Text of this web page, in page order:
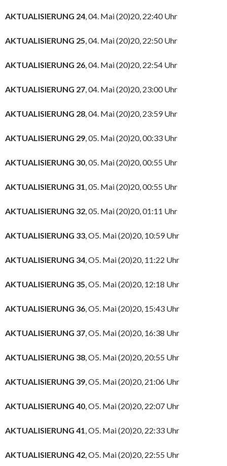
AKTUALISIERUNG 24, 04. Mai (20)20, 22:40 Uhr
AKTUALISIERUNG 25, 04. Mai (20)20, 22:50 Uhr
AKTUALISIERUNG 26, 04. Mai (20)20, 22:54 Uhr
AKTUALISIERUNG 27, 04. Mai (20)20, 23:00 Uhr
AKTUALISIERUNG 28, 04. Mai (20)20, 23:59 Uhr
AKTUALISIERUNG 29, 05. Mai (20)20, 00:33 Uhr
AKTUALISIERUNG 30, 05. Mai (20)20, 00:55 Uhr
AKTUALISIERUNG 31, 05. Mai (20)20, 00:55 Uhr
AKTUALISIERUNG 32, 05. Mai (20)20, 01:11 Uhr
AKTUALISIERUNG 33, O5. Mai (20)20, 10:59 Uhr
AKTUALISIERUNG 34, O5. Mai (20)20, 11:22 Uhr
AKTUALISIERUNG 35, O5. Mai (20)20, 12:18 Uhr
AKTUALISIERUNG 36, O5. Mai (20)20, 15:43 Uhr
AKTUALISIERUNG 37, O5. Mai (20)20, 16:38 Uhr
AKTUALISIERUNG 38, O5. Mai (20)20, 20:55 Uhr
AKTUALISIERUNG 39, O5. Mai (20)20, 21:06 Uhr
AKTUALISIERUNG 40, O5. Mai (20)20, 22:07 Uhr
AKTUALISIERUNG 41, O5. Mai (20)20, 22:33 Uhr
AKTUALISIERUNG 42, O5. Mai (20)20, 22:55 Uhr